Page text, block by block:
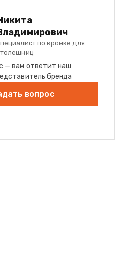
по кромке для
— вам ответит наш
бренда
вопрос